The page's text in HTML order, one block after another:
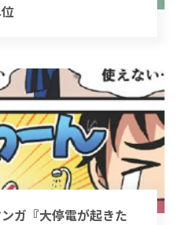
ガ『大停電が起きた